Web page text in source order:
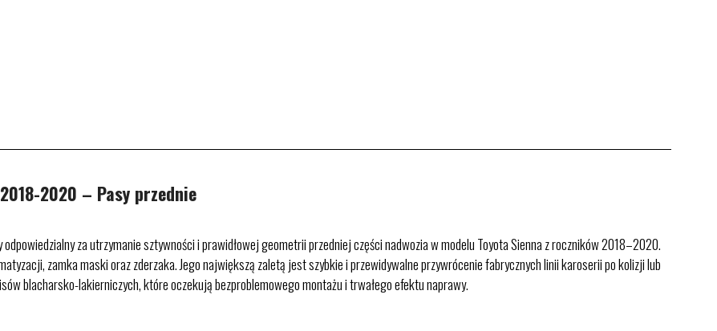
2018-2020 – Pasy przednie
za utrzymanie sztywności i prawidłowej geometrii przedniej części nadwozia w modelu Toyota Sienna z roczników 2018–2020.
zamka maski oraz zderzaka. Jego największą zaletą jest szybkie i przewidywalne przywrócenie fabrycznych linii karoserii po kolizji lub
blacharsko-lakierniczych, które oczekują bezproblemowego montażu i trwałego efektu naprawy.